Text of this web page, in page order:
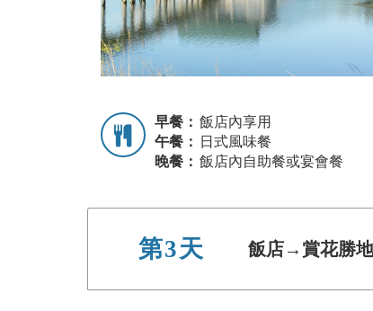
早餐： 飯店內享用
午餐：
日式風味餐
晚餐： 飯店內自助餐或宴會餐
第3天 飯店→賞花勝